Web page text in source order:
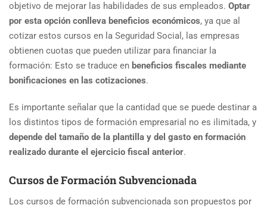
objetivo de mejorar las habilidades de sus empleados. Optar
por esta opción conlleva beneficios económicos, ya que al
cotizar estos cursos en la Seguridad Social, las empresas
obtienen cuotas que pueden utilizar para financiar la
formación: Esto se traduce en beneficios fiscales mediante
bonificaciones en las cotizaciones.
Es importante señalar que la cantidad que se puede destinar a
los distintos tipos de formación empresarial no es ilimitada, y
depende del tamaño de la plantilla y del gasto en formación
realizado durante el ejercicio fiscal anterior.
Cursos de Formación Subvencionada
Los cursos de formación subvencionada son propuestos por